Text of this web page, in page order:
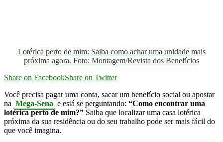
Lotérica perto de mim: Saiba como achar uma unidade mais
próxima agora. Foto: Montagem/Revista dos Benefícios
Share on FacebookShare on Twitter
Você precisa pagar uma conta, sacar um benefício social ou apostar
na Mega-Sena e está se perguntando: “Como encontrar uma
lotérica perto de mim?” Saiba que localizar uma casa lotérica
próxima da sua residência ou do seu trabalho pode ser mais fácil do
que você imagina.